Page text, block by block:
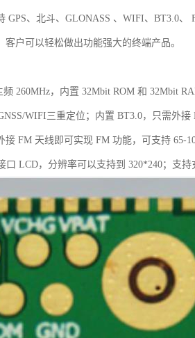
GPS、北斗、GLONASS 、WIFI、BT3.0
户可以轻松做出功能强大的终端产品。
260MHz，内置 32Mbit ROM 和 32Mbit
WIFI三重定位；内置 BT3.0，只需外
接 FM 天线即可实现 FM 功能，可支持 65-
口 LCD，分辨率可以支持到 320*240；支